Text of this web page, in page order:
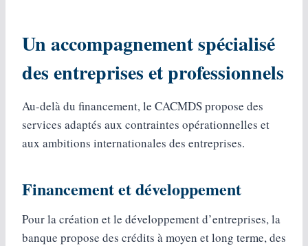
Un accompagnement spécialisé
des entreprises et professionnels
Au-delà du financement, le CACMDS propose des
services adaptés aux contraintes opérationnelles et
aux ambitions internationales des entreprises.
Financement et développement
Pour la création et le développement d’entreprises, la
banque propose des crédits à moyen et long terme, des